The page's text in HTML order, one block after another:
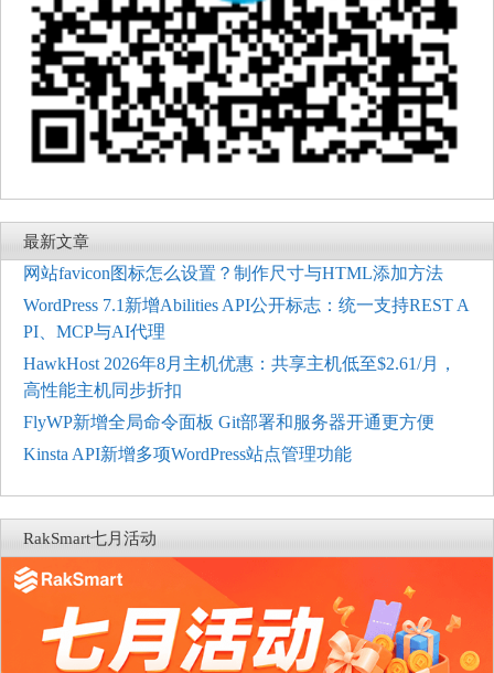
最新文章
网站favicon图标怎么设置？制作尺寸与HTML添加方法
WordPress 7.1新增Abilities API公开标志：统一支持REST A
PI、MCP与AI代理
HawkHost 2026年8月主机优惠：共享主机低至$2.61/月，
高性能主机同步折扣
FlyWP新增全局命令面板 Git部署和服务器开通更方便
Kinsta API新增多项WordPress站点管理功能
RakSmart七月活动